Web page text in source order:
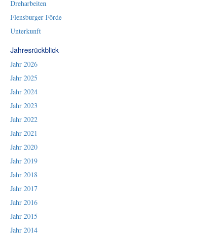
Dreharbeiten
Flensburger Förde
Unterkunft
Jahresrückblick
Jahr 2026
Jahr 2025
Jahr 2024
Jahr 2023
Jahr 2022
Jahr 2021
Jahr 2020
Jahr 2019
Jahr 2018
Jahr 2017
Jahr 2016
Jahr 2015
Jahr 2014